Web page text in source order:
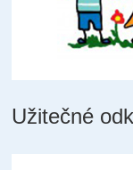
Užitečné